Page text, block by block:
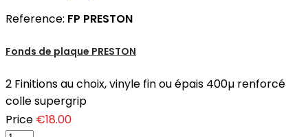
Reference: FP PRESTON
Fonds de plaque PRESTON
2 Finitions au choix, vinyle fin ou épais 400µ renforcé
colle supergrip
Price €18.00